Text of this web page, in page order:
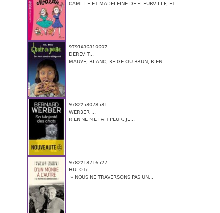
CAMILLE ET MADELEINE DE FLEURVILLE, ET...
9791036310607
DEREVIT...
MAUVE, BLANC, BEIGE OU BRUN, RIEN...
9782253078531
WERBER ...
RIEN NE ME FAIT PEUR. JE...
9782213716527
HULOT/L...
» NOUS NE TRAVERSONS PAS UN...